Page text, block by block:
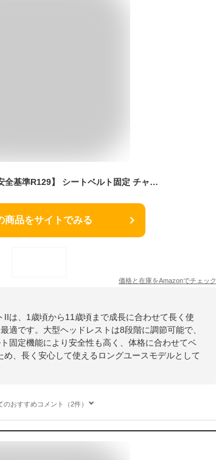
アイリスプラザ 【新安全基準R129】 シートベルト固定 チャイルドシート ジュニアシートII 成長に合わせて使える 1歳頃から11歳頃まで 5点式シートベルト 大型ヘッドレスト ヘッドレスト8段階調節 ブラック
商品をサイトでみる
価格と在庫をAmazonでチェック
は、1歳頃から11歳頃まで成長に合わせて長く使
適です。大型ヘッドレストは8段階に調節可能で、
固定機能により安全性も高く、体格に合わせてベ
、長く安心して使えるロングユースモデルとして
のおすすめコメント（2件）